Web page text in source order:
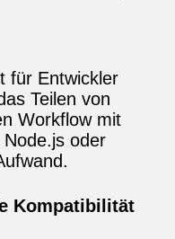
für Entwickler
Teilen von
Workflow mit
Node.js oder
Kompatibilität